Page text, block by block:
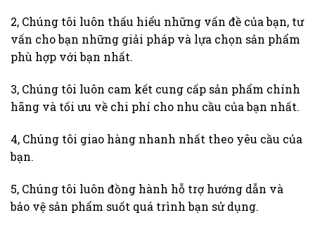
2, Chúng tôi luôn thấu hiểu những vấn đề của bạn, tư
vấn cho bạn những giải pháp và lựa chọn sản phẩm
phù hợp với bạn nhất.
3, Chúng tôi luôn cam kết cung cấp sản phẩm chính
hãng và tối ưu về chi phí cho nhu cầu của bạn nhất.
4, Chúng tôi giao hàng nhanh nhất theo yêu cầu của
bạn.
5, Chúng tôi luôn đồng hành hỗ trợ hướng dẫn và
bảo vệ sản phẩm suốt quá trình bạn sử dụng.